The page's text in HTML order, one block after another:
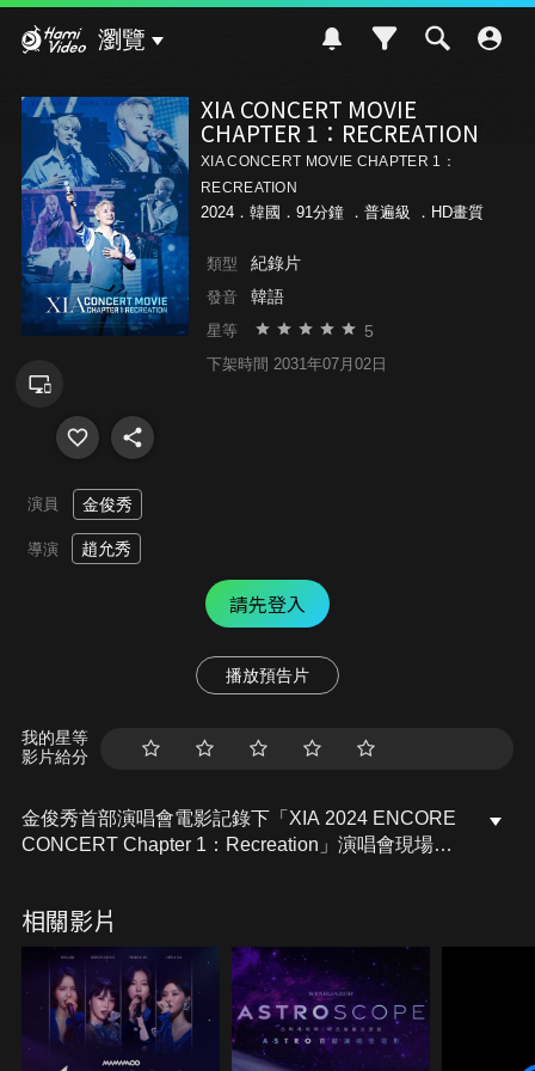
瀏覽
XIA CONCERT MOVIE
CHAPTER 1：RECREATION
XIA CONCERT MOVIE CHAPTER 1：
RECREATION
2024．韓國．91分鐘 ． 普遍級 ．HD畫質
類型 紀錄片
發音 韓語
星等 5
下架時間 2031年07月02日
演員 金俊秀
導演 趙允秀
請先登入
播放預告片
我的星等
影片給分
金俊秀首部演唱會電影記錄下「XIA 2024 ENCORE
CONCERT Chapter 1：Recreation」演唱會現場，
結合視覺與聽覺的藝術饗宴，更能一窺俊秀籌備演唱
會的獨家幕後點滴。
相關影片